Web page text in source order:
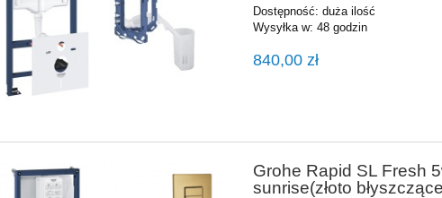
Dostępność: duża ilość
Wysyłka w: 48 godzin
840,00 zł
Grohe Rapid SL Fresh
sunrise(złoto